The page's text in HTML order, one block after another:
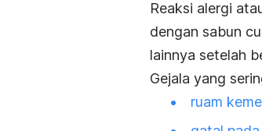
Reaksi alergi
dengan sabun
lainnya setelah
Gejala yang
ruam